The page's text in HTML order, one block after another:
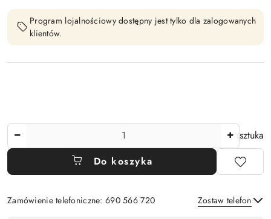
Program lojalnościowy dostępny jest tylko dla zalogowanych
klientów.
sztuka
Do koszyka
Zamówienie telefoniczne: 690 566 720 Zostaw telefon